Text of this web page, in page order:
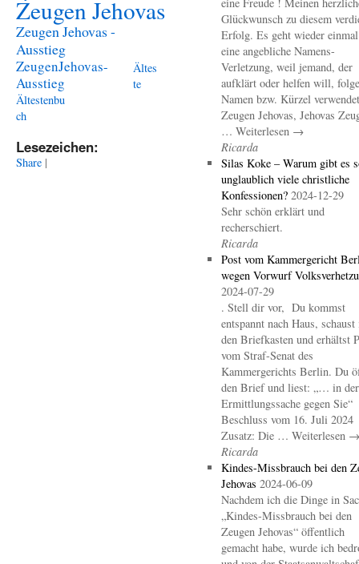
Zeugen Jehovas
Zeugen Jehovas -
Ausstieg
ZeugenJehovas-
Ausstieg
Ältes
te
Ältestenbu
ch
Lesezeichen:
Share |
Glückwunsch zu diesem
Erfolg. Es geht wieder
eine angebliche Namens-
Verletzung, weil jemand, der
aufklärt oder helfen will,
Namen bzw. Kürzel
Zeugen Jehovas, Jehovas
… Weiterlesen →
Ricarda
Silas Koke – Warum gibt es
unglaublich viele christliche
Konfessionen? 2024-12-29
Sehr schön erklärt und
recherschiert.
Ricarda
Post vom Kammergericht
wegen Vorwurf
2024-07-29
. Stell dir vor, Du kommst
entspannt nach Haus, schaust
den Briefkasten und erhältst
vom Straf-Senat des
Kammergerichts Berlin. Du
den Brief und liest: „… in der
Ermittlungssache gegen Sie“
Beschluss vom 16. Juli 2024
Zusatz: Die … Weiterlesen →
Ricarda
Kindes-Missbrauch bei den
Jehovas 2024-06-09
Nachdem ich die Dinge in
„Kindes-Missbrauch bei den
Zeugen Jehovas“ öffentlich
gemacht habe, wurde ich